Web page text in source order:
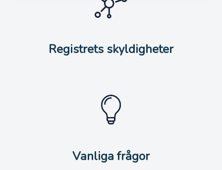
Registrets skyldigheter
Vanliga frågor